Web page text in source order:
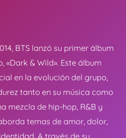
BTS lanzó su primer álbum
«Dark & Wild». Este álbum
en la evolución del grupo,
tanto en su música como
mezcla de hip-hop, R&B y
temas de amor, dolor,
A través de su